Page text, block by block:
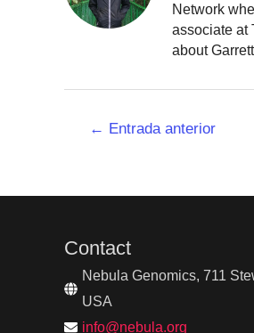
Network
associate at
about
Navegación
← Entrada anterior
Contact
Nebula Genomics, 711
USA
info@nebula.org